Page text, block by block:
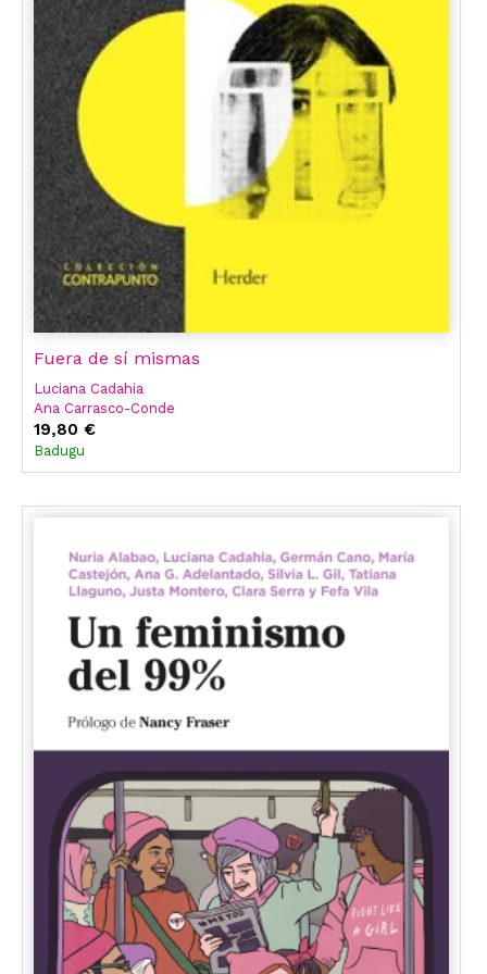
Fuera de sí mismas
Luciana Cadahia
Ana Carrasco-Conde
Anna Maria Brigante
Emma Ingala Gómez
Núñez García
19,80 €
Badugu